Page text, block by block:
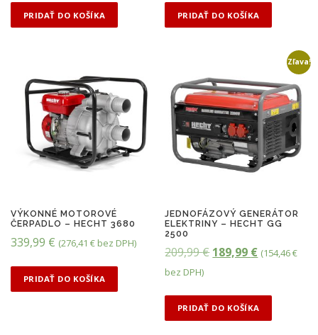
PRIDAŤ DO KOŠÍKA PRIDAŤ DO KOŠÍKA
VÝKONNÉ MOTOROVÉ
ČERPADLO – HECHT 3680
339,99 € (276,41 € bez DPH)
PRIDAŤ DO KOŠÍKA
Zľava!
JEDNOFÁZOVÝ GENERÁTOR
ELEKTRINY – HECHT GG
2500
209,99€ P
o
189,99 €A
u
(154,46€
bez DPH)
PRIDAŤ DO KOŠÍKA